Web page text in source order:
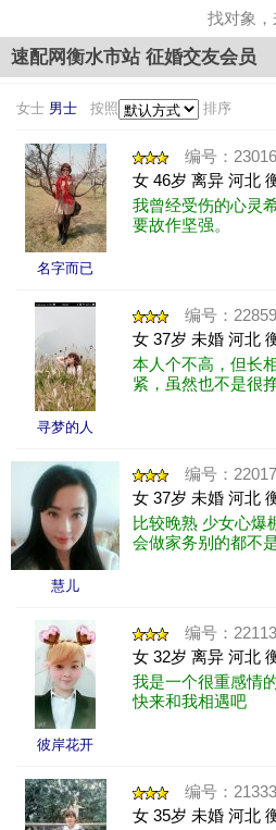
找对象，
速配网衡水市站 征婚交友会员
女士 男士 按照 排序
名字而已
编号：
女 46岁 离异 河
我曾经受伤的心灵
要故作坚强。
寻梦的人
编号：
女 37岁 未婚 河
本人个不高，但长
紧，虽然也不是很
慧儿
编号：
女 37岁 未婚 河
比较晚熟 少女心爆
会做家务别的都不
彼岸花开
编号：
女 32岁 离异 河
我是一个很重感情
快来和我相遇吧
编号：
女 35岁 未婚 河